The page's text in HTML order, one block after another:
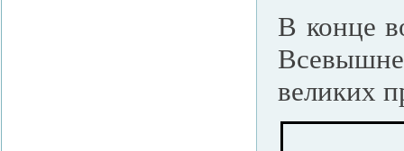
В конце
великих